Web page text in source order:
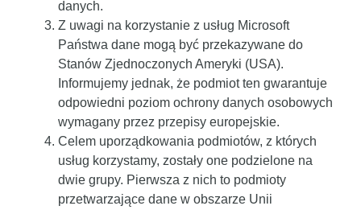
danych.
Z uwagi na korzystanie z usług Microsoft
Państwa dane mogą być przekazywane do
Stanów Zjednoczonych Ameryki (USA).
Informujemy jednak, że podmiot ten gwarantuje
odpowiedni poziom ochrony danych osobowych
wymagany przez przepisy europejskie.
Celem uporządkowania podmiotów, z których
usług korzystamy, zostały one podzielone na
dwie grupy. Pierwsza z nich to podmioty
przetwarzające dane w obszarze Unii